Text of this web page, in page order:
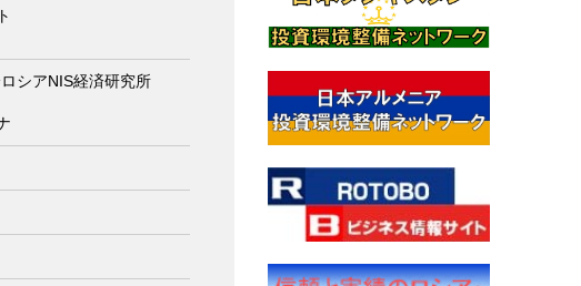
シアNIS経済研究所